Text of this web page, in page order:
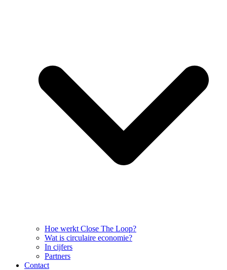
Hoe werkt Close The Loop?
Wat is circulaire economie?
In cijfers
Partners
Contact